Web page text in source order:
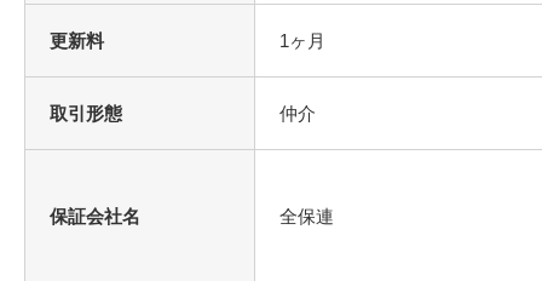
更新料 1ヶ月
取引形態 仲介
保証会社名 全保連